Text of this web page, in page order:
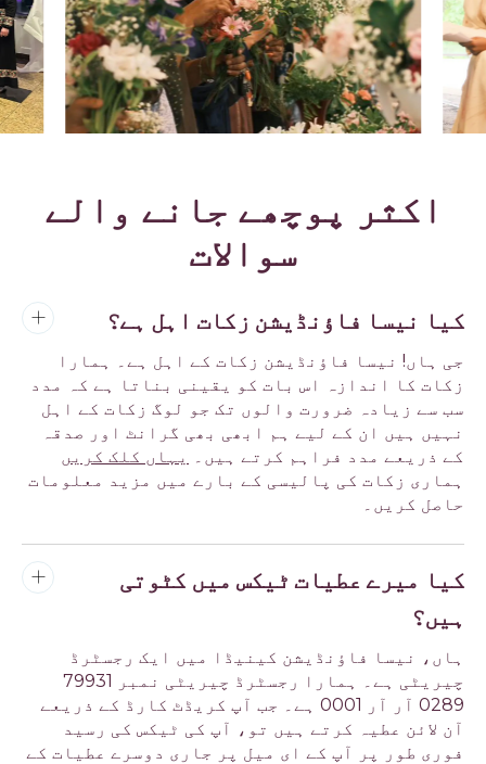
اکثر پوچھے جانے والے
سوالات
کیا نیسا فاؤنڈیشن زکات اہل ہے؟
جی ہاں! نیسا فاؤنڈیشن زکات کے اہل ہے۔ ہمارا
زکات کا اندازہ اس بات کو یقینی بناتا ہے کہ مدد
سب سے زیادہ ضرورت والوں تک جو لوگ زکات کے اہل
نہیں ہیں ان کے لیے ہم ابھی بھی گرانٹ اور صدقہ
کے ذریعے مدد فراہم کرتے ہیں۔ یہاں کلک کریں
ہماری زکات کی پالیسی کے بارے میں مزید معلومات
حاصل کریں۔
کیا میرے عطیات ٹیکس میں کٹوتی
ہیں؟
ہاں، نیسا فاؤنڈیشن کینیڈا میں ایک رجسٹرڈ
چیریٹی ہے۔ ہمارا رجسٹرڈ چیریٹی نمبر 79931
0289 آر آر 0001 ہے۔ جب آپ کریڈٹ کارڈ کے ذریعے
آن لائن عطیہ کرتے ہیں تو، آپ کی ٹیکس کی رسید
فوری طور پر آپ کے ای میل پر جاری دوسرے عطیات کے